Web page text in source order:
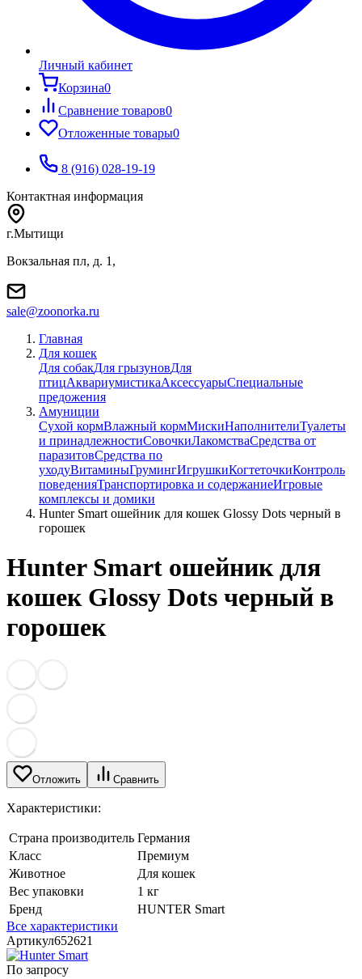
Личный кабинет
Корзина0
Сравнение товаров0
Отложенные товары0
8 (916) 028-19-19
Контактная информация
г.Мытищи
Вокзальная пл, д. 1,
sale@zoonorka.ru
Главная
Для кошек
Для собакДля грызуновДля
птицАквариумистикаАксессуарыСпециальные
предожения
Амуниции
Сухой кормВлажный кормМискиНаполнителиТуалеты
и принадлежностиСовочкиЛакомстваСредства от
паразитовСредства по
уходуВитаминыГрумингИгрушкиКогтеточкиКонтроль
поведенияТранспортировка и содержаниеИгровые
комплексы и домики
Hunter Smart ошейник для кошек Glossy Dots черный в
горошек
Hunter Smart ошейник для
кошек Glossy Dots черный в
горошек
Отложить Сравнить
Характеристики:
Страна производитель Германия
Класс
Премиум
Животное
Для кошек
Вес упаковки
1 кг
Бренд
HUNTER Smart
Все характеристики
Артикул652621
По запросу